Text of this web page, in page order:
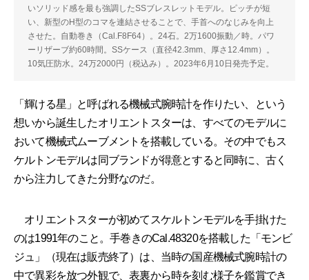
いソリッド感を最も強調したSSブレスレットモデル。ピッチが短
い、新型のH型のコマを連結させることで、手首へのなじみを向上
させた。自動巻き（Cal.F8F64）。24石。2万1600振動／時。パワ
ーリザーブ約60時間。SSケース（直径42.3mm、厚さ12.4mm）。
10気圧防水。24万2000円（税込み）。2023年6月10日発売予定。
「輝ける星」と呼ばれる機械式腕時計を作りたい、という
想いから誕生したオリエントスターは、すべてのモデルに
おいて機械式ムーブメントを搭載している。その中でもス
ケルトンモデルは同ブランドが得意とすると同時に、古く
から注力してきた分野なのだ。
オリエントスターが初めてスケルトンモデルを手掛けた
のは1991年のこと。手巻きのCal.48320を搭載した「モンビ
ジュ」（現在は販売終了）は、当時の国産機械式腕時計の
中で異彩を放つ外観で、表裏から時を刻む様子を鑑賞でき